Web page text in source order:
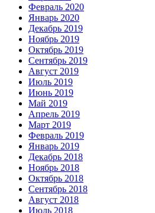
Февраль 2020
Январь 2020
Декабрь 2019
Ноябрь 2019
Октябрь 2019
Сентябрь 2019
Август 2019
Июль 2019
Июнь 2019
Май 2019
Апрель 2019
Март 2019
Февраль 2019
Январь 2019
Декабрь 2018
Ноябрь 2018
Октябрь 2018
Сентябрь 2018
Август 2018
Июль 2018